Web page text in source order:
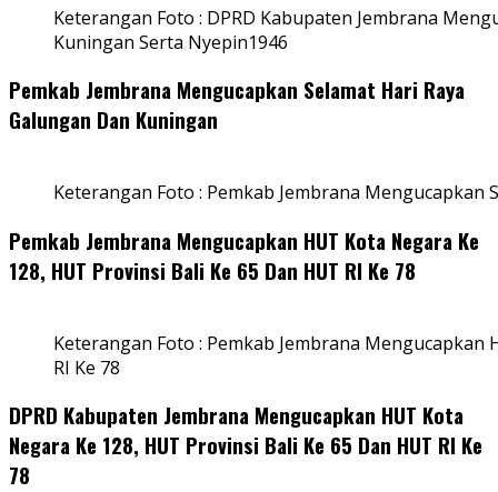
Keterangan Foto : DPRD Kabupaten Jembrana
Kuningan Serta Nyepin1946
Pemkab Jembrana Mengucapkan Selamat Hari Raya
Galungan Dan Kuningan
Keterangan Foto : Pemkab Jembrana Mengucapkan
Pemkab Jembrana Mengucapkan HUT Kota Negara Ke
128, HUT Provinsi Bali Ke 65 Dan HUT RI Ke 78
Keterangan Foto : Pemkab Jembrana Mengucapkan
RI Ke 78
DPRD Kabupaten Jembrana Mengucapkan HUT Kota
Negara Ke 128, HUT Provinsi Bali Ke 65 Dan HUT RI Ke
78